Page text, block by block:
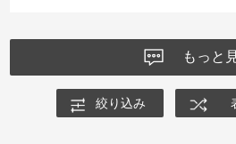
もっと
絞り込み